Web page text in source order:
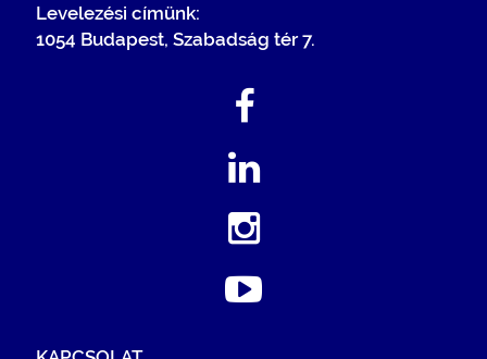
Levelezési címünk:
1054 Budapest, Szabadság tér 7.